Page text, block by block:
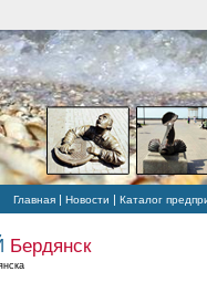
Главная | Новости | Каталог
Бердянск